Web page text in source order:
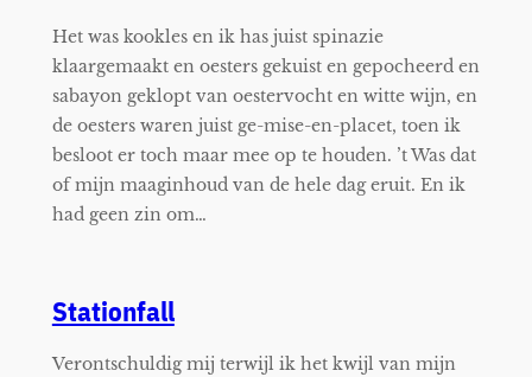
Het was kookles en ik has juist spinazie
klaargemaakt en oesters gekuist en gepocheerd en
sabayon geklopt van oestervocht en witte wijn, en
de oesters waren juist ge-mise-en-placet, toen ik
besloot er toch maar mee op te houden. ’t Was dat
of mijn maaginhoud van de hele dag eruit. En ik
had geen zin om…
Stationfall
Verontschuldig mij terwijl ik het kwijl van mijn